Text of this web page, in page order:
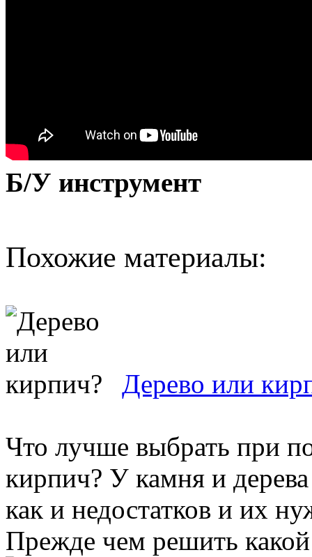
Б/У инструмент
Похожие материалы:
Дерево или
Что лучше выбрать при
кирпич? У камня и
как и недостатков и их
Прежде чем решить